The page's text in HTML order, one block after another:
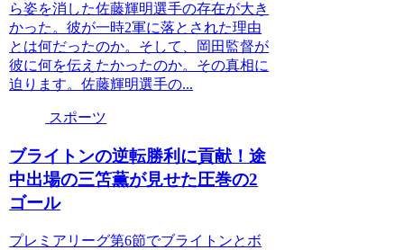
ら姿を消した佐藤輝明選手の存在が大き
かった。彼が一時2軍に落とされた理由
とは何だったのか。そして、岡田監督が
彼に何を伝えたかったのか。その真相に
迫ります。佐藤輝明選手の...
スポーツ
ブライトンの逆転勝利に貢献！途
中出場の三笘薫が見せた圧巻の2
ゴール
プレミアリーグ第6節でブライトンとボ